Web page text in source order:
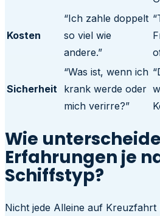
Kosten
“Ich zahle doppelt
so viel wie
andere.”
Sicherheit
“Was ist, wenn ich
krank werde oder
mich verirre?”
Wie
Erfahrungen je
Schiffstyp?
Nicht jede Alleine auf